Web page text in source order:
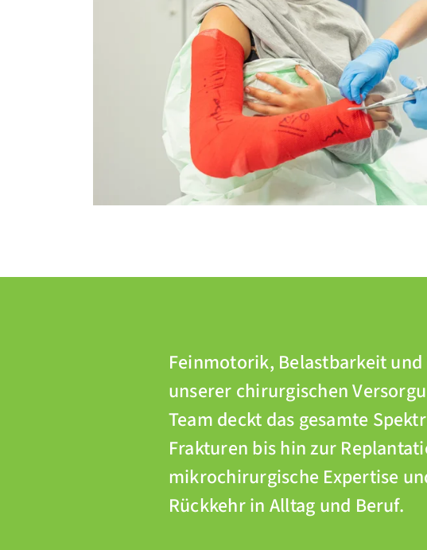
Feinmotorik, Belastbarkeit
unserer chirurgischen
Team deckt das gesamte
Frakturen bis hin zur
mikrochirurgische Expertise
Rückkehr in Alltag und Beruf.